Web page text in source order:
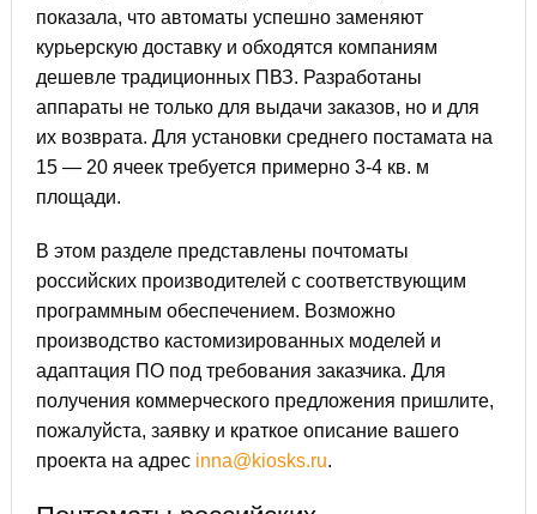
показала, что автоматы успешно заменяют
курьерскую доставку и обходятся компаниям
дешевле традиционных ПВЗ. Разработаны
аппараты не только для выдачи заказов, но и для
их возврата. Для установки среднего постамата на
15 — 20 ячеек требуется примерно 3-4 кв. м
площади.
В этом разделе представлены почтоматы
российских производителей с соответствующим
программным обеспечением. Возможно
производство кастомизированных моделей и
адаптация ПО под требования заказчика. Для
получения коммерческого предложения пришлите,
пожалуйста, заявку и краткое описание вашего
проекта на адрес inna@kiosks.ru.